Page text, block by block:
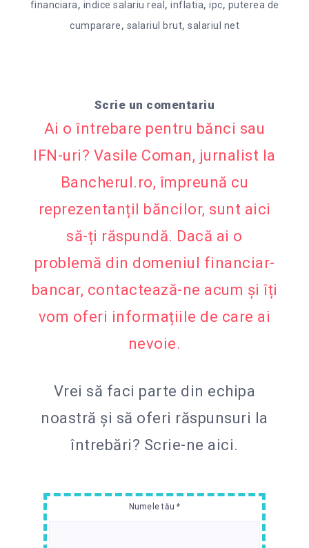
financiara, indice salariu real , inflatia, ipc, puterea de
cumparare, salariul brut, salariul net
Scrie un comentariu
Ai o întrebare pentru bănci sau
IFN-uri? Vasile Coman, jurnalist la
Bancherul.ro, împreună cu
reprezentanțiI băncilor, sunt aici
să-ți răspundă. Dacă ai o
problemă din domeniul financiar-
bancar, contactează-ne acum și îți
vom oferi informațiile de care ai
nevoie.
Vrei să faci parte din echipa
noastră și să oferi răspunsuri la
întrebări? Scrie-ne aici.
Numele tău *